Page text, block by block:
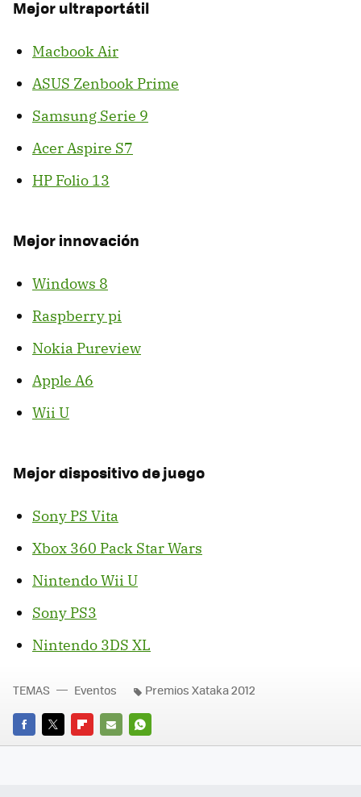
Mejor ultraportátil
Macbook Air
ASUS Zenbook Prime
Samsung Serie 9
Acer Aspire S7
HP Folio 13
Mejor innovación
Windows 8
Raspberry pi
Nokia Pureview
Apple A6
Wii U
Mejor dispositivo de juego
Sony PS Vita
Xbox 360 Pack Star Wars
Nintendo Wii U
Sony PS3
Nintendo 3DS XL
FACEBOOK
TWITTERFLIPBOARD
E-
WHATSAPP
TEMAS Eventos Premios Xataka 2012